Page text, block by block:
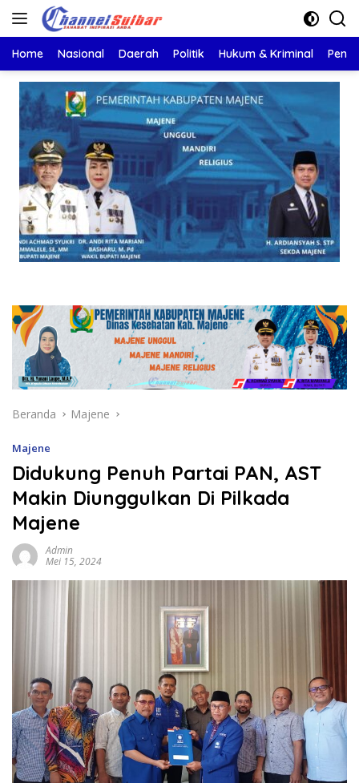
Langsung
Home Nasional Daerah Politik Hukum & Kriminal
Beranda Majene
Majene
Didukung Penuh Partai PAN, AST
Makin Diunggulkan Di Pilkada
Majene
Admin
Mei 15, 2024